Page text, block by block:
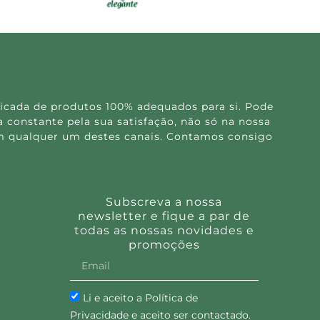
de produtos 100% adequados para si. Pode
pela sua satisfação, não só na nossa
um destes canais. Contamos consigo
Subscreva a nossa
newsletter e fique a par de
todas as nossas novidades e
promoções
Li e aceito a Política de
Privacidade e aceito ser contactado.